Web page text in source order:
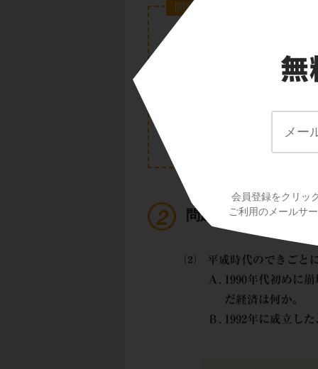
会員登録をクリッ
ご利用のメールサ
問題２(１)の答え
問題２（２）